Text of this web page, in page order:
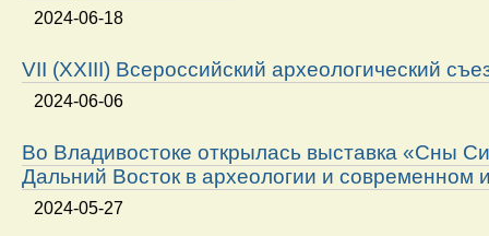
2024-06-18
VII (XXIII) Всероссийский археологический
2024-06-06
Во Владивостоке открылась выставка «Сны
Дальний Восток в археологии и современном
2024-05-27